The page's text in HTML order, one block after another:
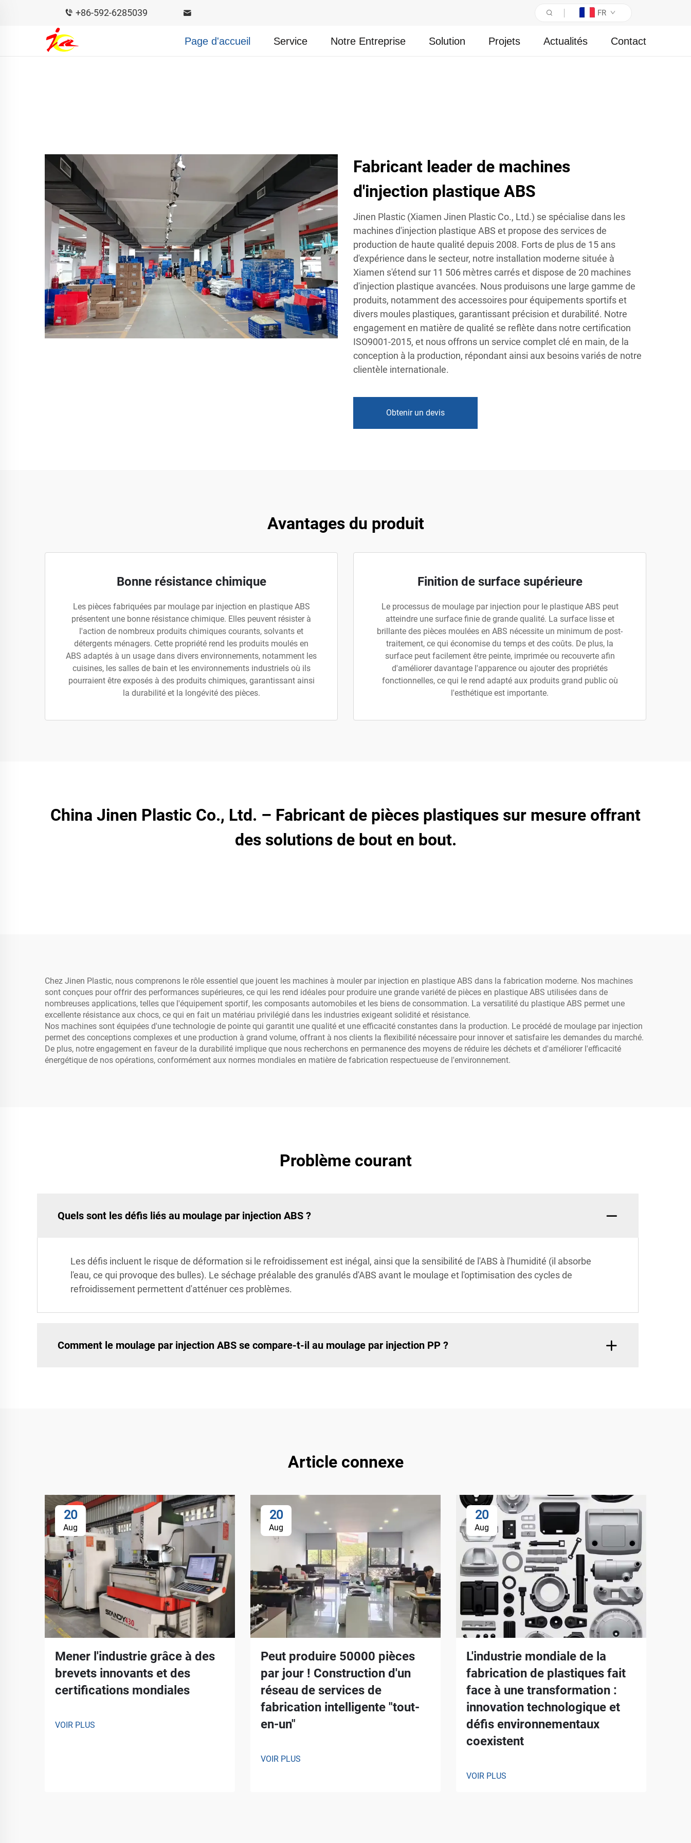
+86-592-6285039 FR
Page d'accueil Service Notre Entreprise Solution Projets Actualités Contact
Fabricant leader de machines
d'injection plastique ABS
Jinen Plastic (Xiamen Jinen Plastic Co., Ltd.) se spécialise dans les
machines d'injection plastique ABS et propose des services de
production de haute qualité depuis 2008. Forts de plus de 15 ans
d'expérience dans le secteur, notre installation moderne située à
Xiamen s'étend sur 11 506 mètres carrés et dispose de 20 machines
d'injection plastique avancées. Nous produisons une large gamme de
produits, notamment des accessoires pour équipements sportifs et
divers moules plastiques, garantissant précision et durabilité. Notre
engagement en matière de qualité se reflète dans notre certification
ISO9001-2015, et nous offrons un service complet clé en main, de la
conception à la production, répondant ainsi aux besoins variés de notre
clientèle internationale.
Obtenir un devis
Avantages du produit
Bonne résistance chimique
Les pièces fabriquées par moulage par injection en plastique ABS
présentent une bonne résistance chimique. Elles peuvent résister à
l'action de nombreux produits chimiques courants, solvants et
détergents ménagers. Cette propriété rend les produits moulés en
ABS adaptés à un usage dans divers environnements, notamment les
cuisines, les salles de bain et les environnements industriels où ils
pourraient être exposés à des produits chimiques, garantissant ainsi
la durabilité et la longévité des pièces.
Finition de surface supérieure
Le processus de moulage par injection pour le plastique ABS peut
atteindre une surface finie de grande qualité. La surface lisse et
brillante des pièces moulées en ABS nécessite un minimum de post-
traitement, ce qui économise du temps et des coûts. De plus, la
surface peut facilement être peinte, imprimée ou recouverte afin
d'améliorer davantage l'apparence ou ajouter des propriétés
fonctionnelles, ce qui le rend adapté aux produits grand public où
l'esthétique est importante.
China Jinen Plastic Co., Ltd. – Fabricant de pièces plastiques sur mesure offrant
des solutions de bout en bout.
Chez Jinen Plastic, nous comprenons le rôle essentiel que jouent les machines à mouler par injection en plastique ABS dans la fabrication moderne. Nos machines
sont conçues pour offrir des performances supérieures, ce qui les rend idéales pour produire une grande variété de pièces en plastique ABS utilisées dans de
nombreuses applications, telles que l'équipement sportif, les composants automobiles et les biens de consommation. La versatilité du plastique ABS permet une
excellente résistance aux chocs, ce qui en fait un matériau privilégié dans les industries exigeant solidité et résistance.
Nos machines sont équipées d'une technologie de pointe qui garantit une qualité et une efficacité constantes dans la production. Le procédé de moulage par injection
permet des conceptions complexes et une production à grand volume, offrant à nos clients la flexibilité nécessaire pour innover et satisfaire les demandes du marché.
De plus, notre engagement en faveur de la durabilité implique que nous recherchons en permanence des moyens de réduire les déchets et d'améliorer l'efficacité
énergétique de nos opérations, conformément aux normes mondiales en matière de fabrication respectueuse de l'environnement.
Problème courant
Quels sont les défis liés au moulage par injection ABS ?
Les défis incluent le risque de déformation si le refroidissement est inégal, ainsi que la sensibilité de l'ABS à l'humidité (il absorbe
l'eau, ce qui provoque des bulles). Le séchage préalable des granulés d'ABS avant le moulage et l'optimisation des cycles de
refroidissement permettent d'atténuer ces problèmes.
Comment le moulage par injection ABS se compare-t-il au moulage par injection PP ?
Article connexe
20
Aug
Mener l'industrie grâce à des
brevets innovants et des
certifications mondiales
VOIR PLUS
20
Aug
Peut produire 50000 pièces
par jour ! Construction d'un
réseau de services de
fabrication intelligente "tout-
en-un"
VOIR PLUS
20
Aug
L'industrie mondiale de la
fabrication de plastiques fait
face à une transformation :
innovation technologique et
défis environnementaux
coexistent
VOIR PLUS